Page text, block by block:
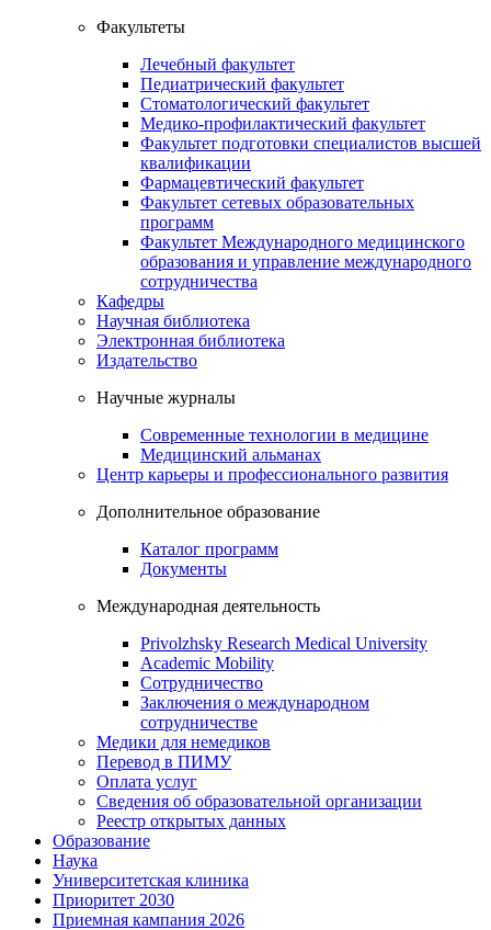
Факультеты
Лечебный факультет
Педиатрический факультет
Стоматологический факультет
Медико-профилактический факультет
Факультет подготовки специалистов высшей
квалификации
Фармацевтический факультет
Факультет сетевых образовательных
программ
Факультет Международного медицинского
образования и управление международного
сотрудничества
Кафедры
Научная библиотека
Электронная библиотека
Издательство
Научные журналы
Современные технологии в медицине
Медицинский альманах
Центр карьеры и профессионального развития
Дополнительное образование
Каталог программ
Документы
Международная деятельность
Privolzhsky Research Medical University
Academic Mobility
Сотрудничество
Заключения о международном
сотрудничестве
Медики для немедиков
Перевод в ПИМУ
Оплата услуг
Сведения об образовательной организации
Реестр открытых данных
Образование
Наука
Университетская клиника
Приоритет 2030
Приемная кампания 2026